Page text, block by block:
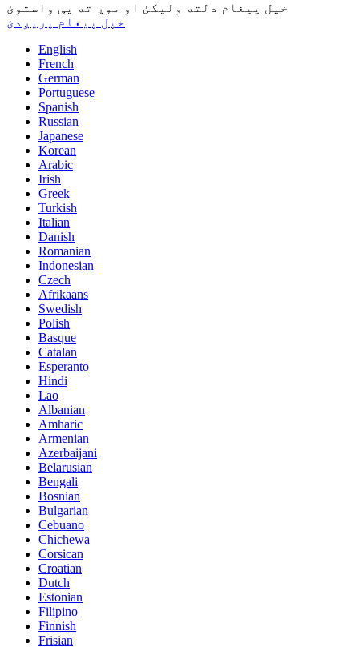
خپل پیغام دلته ولیکئ او موږ ته یې واستوئ
خپل پیغام پریږدئ
English
French
German
Portuguese
Spanish
Russian
Japanese
Korean
Arabic
Irish
Greek
Turkish
Italian
Danish
Romanian
Indonesian
Czech
Afrikaans
Swedish
Polish
Basque
Catalan
Esperanto
Hindi
Lao
Albanian
Amharic
Armenian
Azerbaijani
Belarusian
Bengali
Bosnian
Bulgarian
Cebuano
Chichewa
Corsican
Croatian
Dutch
Estonian
Filipino
Finnish
Frisian